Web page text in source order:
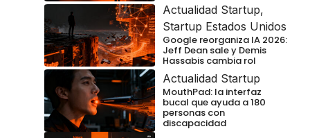
Actualidad Startup,
Startup Estados Unidos
Google reorganiza IA 2026:
Jeff Dean sale y Demis
Hassabis cambia rol
Actualidad Startup
MouthPad: la interfaz
bucal que ayuda a 180
personas con
discapacidad